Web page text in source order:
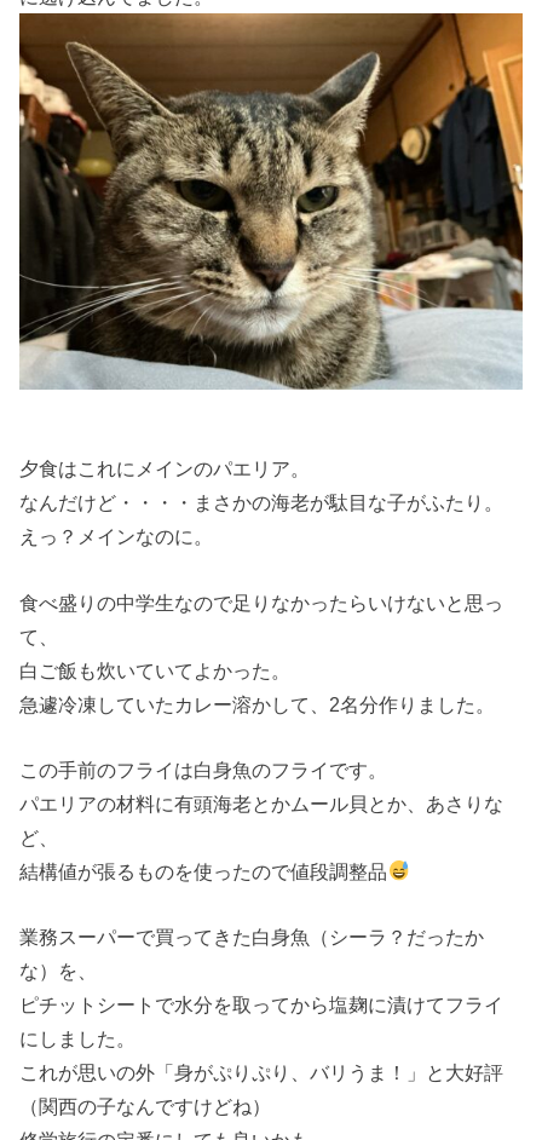
夕食はこれにメインのパエリア。
なんだけど・・・・まさかの海老が駄目な子がふたり。
えっ？メインなのに。
食べ盛りの中学生なので足りなかったらいけないと思っ
て、
白ご飯も炊いていてよかった。
急遽冷凍していたカレー溶かして、2名分作りました。
この手前のフライは白身魚のフライです。
パエリアの材料に有頭海老とかムール貝とか、あさりな
ど、
結構値が張るものを使ったので値段調整品
業務スーパーで買ってきた白身魚（シーラ？だったか
な）を、
ピチットシートで水分を取ってから塩麹に漬けてフライ
にしました。
これが思いの外「身がぷりぷり、バリうま！」と大好評
（関西の子なんですけどね）